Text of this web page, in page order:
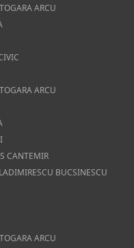
ARCU
ARCU
CANTEMIR
BUCSINESCU
ARCU